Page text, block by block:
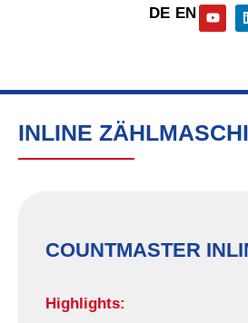
DE EN
INLINE
COUNTMASTER
Highlights: